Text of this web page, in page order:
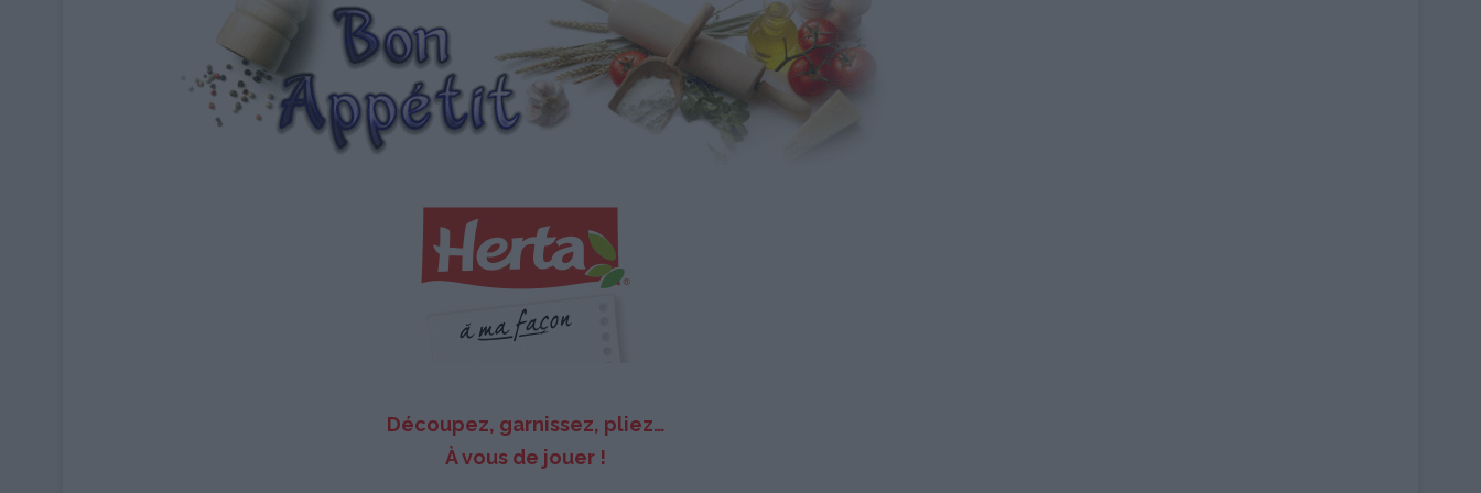
Découpez, garnissez, pliez…
À vous de jouer !